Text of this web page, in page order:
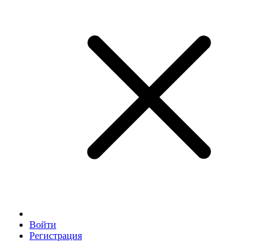
Войти
Регистрация